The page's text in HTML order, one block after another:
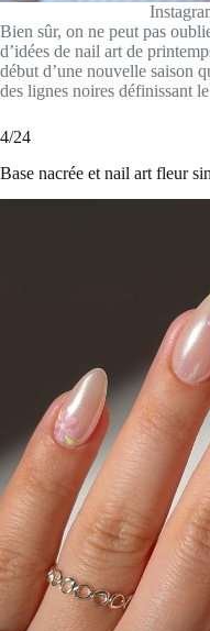
Bien sûr, on ne peut pas
d’idées de nail art de
début d’une nouvelle saison
des lignes noires définissant
4/24
Base nacrée et nail art fleur